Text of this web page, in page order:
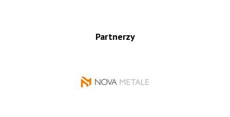
Partnerzy